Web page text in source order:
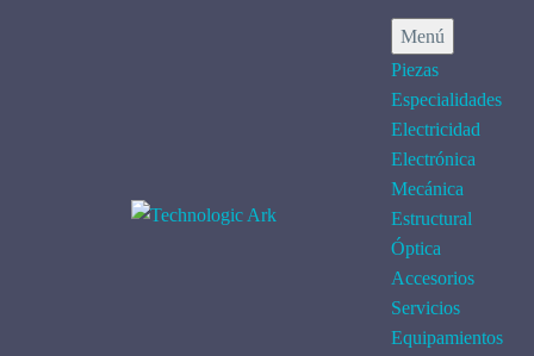
Menú
Piezas
Especialidades
Electricidad
Electrónica
Mecánica
Estructural
Óptica
Accesorios
Servicios
Equipamientos